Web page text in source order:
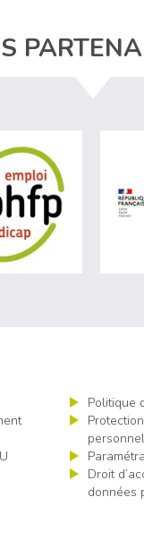
fenêtre)
Agefiph (nouvelle
visiter les
Politique
Droit
données